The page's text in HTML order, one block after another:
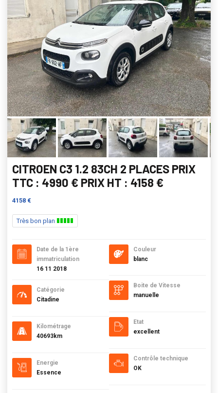
CITROEN C3 1.2 83CH 2 PLACES PRIX
TTC : 4990 € PRIX HT : 4158 €
4158 €
Très bon plan
Date de la 1ère
immatriculation
16 11 2018
Catégorie
Citadine
Kilométrage
40693km
Energie
Essence
Couleur
blanc
Boite de Vitesse
manuelle
Etat
excellent
Contrôle technique
OK